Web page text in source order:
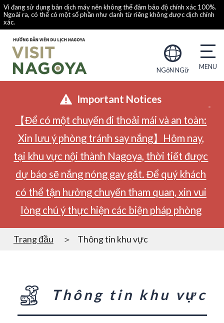
Vì đang sử dụng bản dịch máy nên không thể đảm bảo độ chính xác 100%.
Ngoài ra, có thể có một số phần như danh từ riêng không được dịch chính
xác.
NGôN NGữ
Important Notices
【Để có một chuyến đi thoải mái và an toàn:
Xin lưu ý phòng tránh say nắng】Hôm nay,
tại khu vực nội thành Nagoya, thời tiết được
dự báo sẽ nắng nóng gay gắt. Để quý khách
có thể tận hưởng chuyến tham quan, xin vui
lòng chú ý thực hiện các biện pháp phòng
Trang đầu Thông tin khu vực
Thông tin khu vực